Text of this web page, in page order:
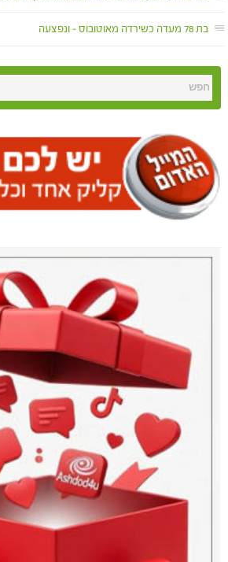
בת 78 מעדה כשירדה מאוטובוס – ונפצעה